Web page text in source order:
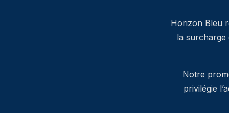
Horizon Bleu
la
Notre
privilégie